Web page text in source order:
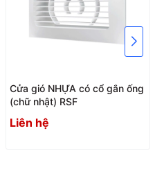
Cửa gió NHỰA có cổ gắn ống
(chữ nhật) RSF
Liên hệ